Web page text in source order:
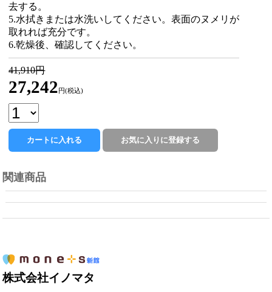
去する。
5.水拭きまたは水洗いしてください。表面のヌメリが
取れれば充分です。
6.乾燥後、確認してください。
41,910円
27,242 円(税込)
関連商品
株式会社イノマタ